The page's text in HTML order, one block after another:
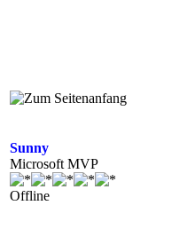
Sunny
Microsoft MVP
Offline